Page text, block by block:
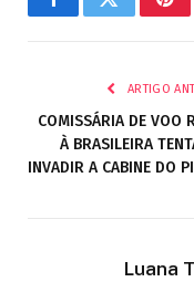
FacebookTwitter
ARTIGO
COMISSÁRIA DE VOO
À BRASILEIRA
INVADIR A CABINE DO
Luana